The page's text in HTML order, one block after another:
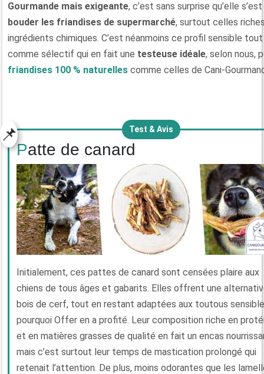
Gourmande mais exigeante, c’est sans surprise qu’elle
bouder les friandises de supermarché, surtout celles
ingrédients chimiques. C’est néanmoins ce profil sensible tout
comme sélectif qui en fait une testeuse idéale, selon nous,
friandises 100 % naturelles comme celles de Cani-
Test & Avis
📌
Patte de canard
Initialement, ces pattes de canard sont censées plaire aux
chiens de tous âges et gabarits. Elles offrent une
bois de cerf, tout en restant adaptées aux toutous
pourquoi Offer en a profité. Leur composition riche en
et en matières grasses de qualité en fait un encas
mais c’est surtout leur temps de mastication prolongé qui
retenait l’attention. De plus, moins odorantes que les